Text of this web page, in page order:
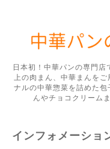
日本初！中華パンの専門
上の肉まん、中華まんを
ナルの中華惣菜を詰めた
んやチョコクリーム
インフォメーショ